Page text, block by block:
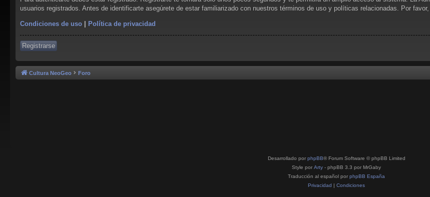
usuarios registrados. Antes de identificarte asegúrete de estar familiarizado con nuestros términos de uso y políticas relacionadas. Por
Condiciones de uso | Política de privacidad
Registrarse
Cultura NeoGeo Foro
Desarrollado por phpBB® Forum Software © phpBB Limited
Style por Arty - phpBB 3.3 por MrGaby
Traducción al español por phpBB España
Privacidad | Condiciones